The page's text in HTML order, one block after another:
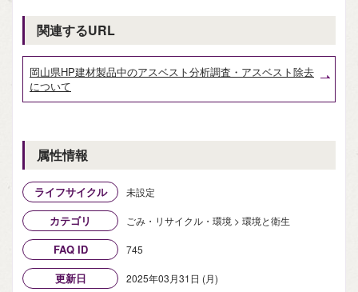
関連するURL
岡山県HP建材製品中のアスベスト分析調査・アスベスト除去
について
属性情報
ライフサイクル 未設定
カテゴリ ごみ・リサイクル・環境 > 環境と衛生
FAQ ID 745
更新日 2025年03月31日 (月)